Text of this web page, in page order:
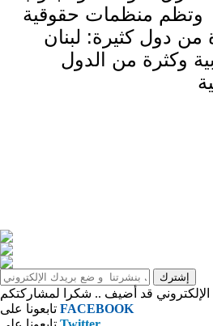
منظمات حقوقية
دول كثيرة: لبنان
وكثرة من الدول
الإلكتروني قد أضيف .. شكرا لمشاركتكم
FACEBOOK